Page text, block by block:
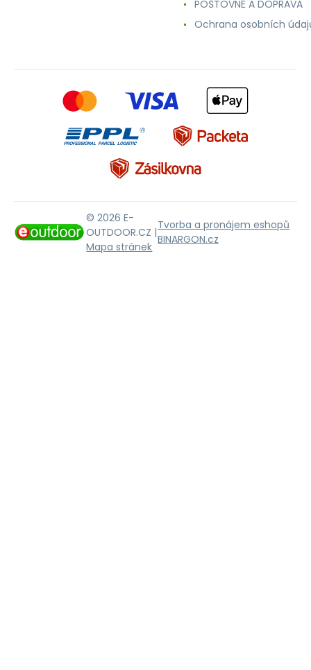
POŠTOVNÉ A DOPRAVA
Ochrana osobních
© 2026 E-
OUTDOOR.CZ |
Mapa stránek
Tvorba a pronájem eshopů
BINARGON.cz